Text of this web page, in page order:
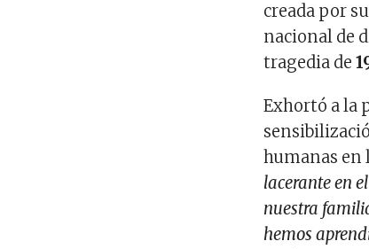
creada por
nacional de
tragedia de
Exhortó a la
humanas en
lacerante en
nuestra
hemos